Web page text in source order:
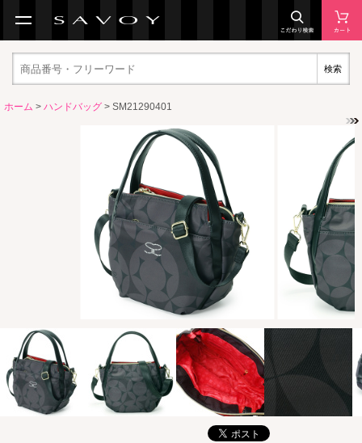
検索
ホーム > ハンドバッグ > SM21290401